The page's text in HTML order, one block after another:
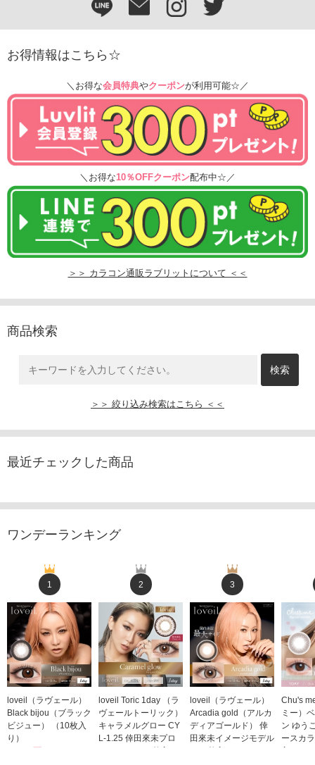
お得情報はこちら☆
＼お得な会員特典やクーポンが利用可能☆／
＼お得な10％OFFクーポン配布中☆／
＞＞ カラコン通販ラブリットについて ＜＜
商品検索
＞＞ 絞り込み検索はこちら ＜＜
最近チェックした商品
ワンデーランキング
1
loveil（ラヴェール）
Black bijou（ブラック
ビジュー） （10枚入
り）
2
loveil Toric 1day （ラ
ヴェールトーリック）
キャラメルグロー CY
L-1.25 倖田來未プロ
3
loveil（ラヴェール）
Arcadia gold（アルカ
ディアゴールド） 倖
田來未イメージモデル
Chu's
ミー）
ン ゆう
ースカ